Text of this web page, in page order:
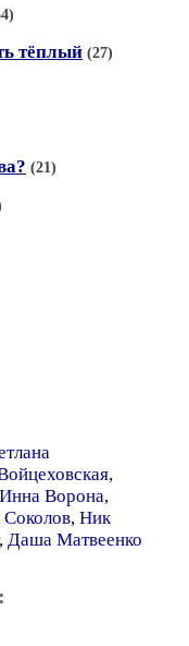
тёплый (27)
(21)
,
Инна Ворона,
, Ник
, Даша Матвеенко